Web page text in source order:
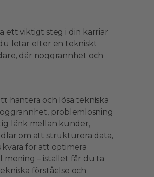
ett viktigt steg i din karriär
letar efter en tekniskt
där noggrannhet och
hantera och lösa tekniska
problemlösning
länk mellan kunder,
om att strukturera data,
för att optimera
mening – istället får du ta
förståelse och